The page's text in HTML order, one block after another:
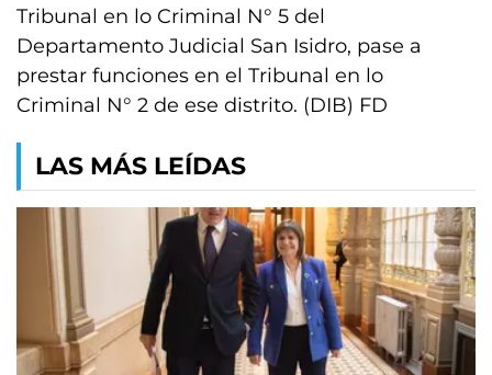
Tribunal en lo Criminal N° 5 del
Departamento Judicial San Isidro, pase a
prestar funciones en el Tribunal en lo
Criminal N° 2 de ese distrito. (DIB) FD
LAS MÁS LEÍDAS